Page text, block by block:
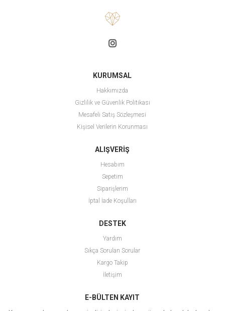
KURUMSAL
Hakkımızda
Gizlilik ve Güvenlik Politikası
Mesafeli Satış Sözleşmesi
Kişisel Verilerin Korunması
ALIŞVERİŞ
Hesabım
Sepetim
Siparişlerim
İptal İade Koşulları
DESTEK
Yardım
Sıkça Sorulan Sorular
Kargo Takip
İletişim
E-BÜLTEN KAYIT